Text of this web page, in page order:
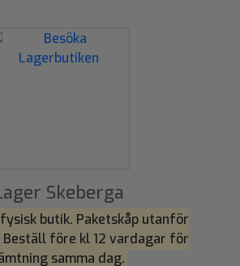
Skeberga
butik. Paketskåp utanför
Beställ före kl 12 vardagar för
samma dag.